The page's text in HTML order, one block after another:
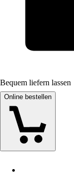
Bequem liefern lassen
Online bestellen